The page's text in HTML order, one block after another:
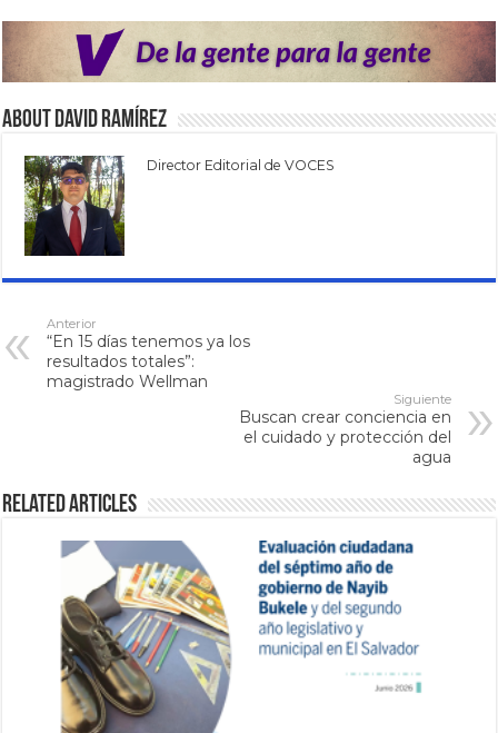
About David Ramírez
Director Editorial de VOCES
Anterior
“En 15 días tenemos ya los
resultados totales”:
magistrado Wellman
Siguiente
Buscan crear conciencia en
el cuidado y protección del
agua
Related Articles